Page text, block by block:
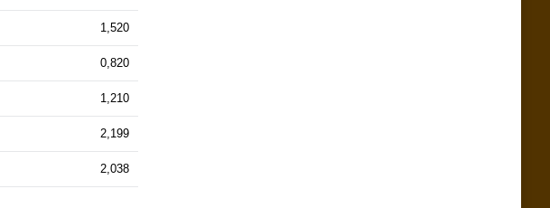
1,520
0,820
1,210
2,199
2,038